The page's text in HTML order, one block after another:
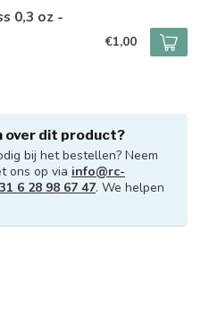
0,3 oz -
€1,00
over dit product?
bij het bestellen? Neem
ons op via info@rc-
6 28 98 67 47. We helpen